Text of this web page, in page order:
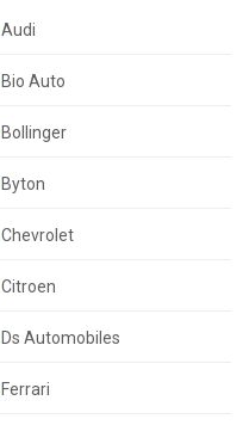
Audi
Bio Auto
Bollinger
Byton
Chevrolet
Citroen
Ds Automobiles
Ferrari